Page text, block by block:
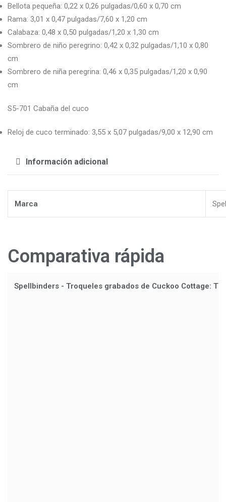
Bellota pequeña: 0,22 x 0,26 pulgadas/0,60 x 0,70 cm
Rama: 3,01 x 0,47 pulgadas/7,60 x 1,20 cm
Calabaza: 0,48 x 0,50 pulgadas/1,20 x 1,30 cm
Sombrero de niño peregrino: 0,42 x 0,32 pulgadas/1,10 x 0,80
cm
Sombrero de niña peregrina: 0,46 x 0,35 pulgadas/1,20 x 0,90
cm
S5-701 Cabaña del cuco
Reloj de cuco terminado: 3,55 x 5,07 pulgadas/9,00 x 12,90 cm
Información adicional
Marca
Comparativa rápida
Spellbinders - Troqueles grabados de Cuckoo Cottage: